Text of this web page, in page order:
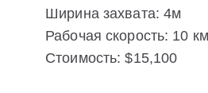
Ширина захвата: 4м
Рабочая скорость: 10
Стоимость: $15,100